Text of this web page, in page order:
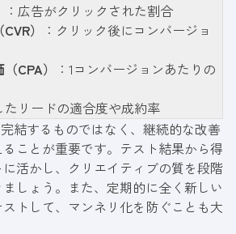
：広告がクリックされた割合
）
：クリック後にコンバージョ
CPA）
：1コンバージョンあたりの
たリードの適合度や成約率
結するものではなく、継続的な改善
ことが重要です。テスト結果から得
活かし、クリエイティブの質を段階
しょう。また、定期的に全く新しい
トして、マンネリ化を防ぐことも大